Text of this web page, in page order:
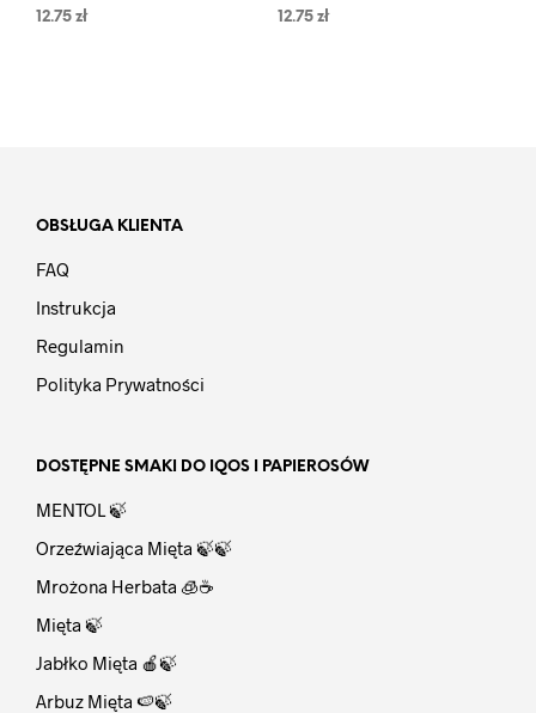
12.75 zł 12.75 zł
OBSŁUGA KLIENTA
FAQ
Instrukcja
Regulamin
Polityka Prywatności
DOSTĘPNE SMAKI DO IQOS I PAPIEROSÓW
MENTOL 🍃
Orzeźwiająca Mięta 🍃🍃
Mrożona Herbata 🧊☕
Mięta 🍃
Jabłko Mięta 🍎🍃
Arbuz Mięta 🍉🍃